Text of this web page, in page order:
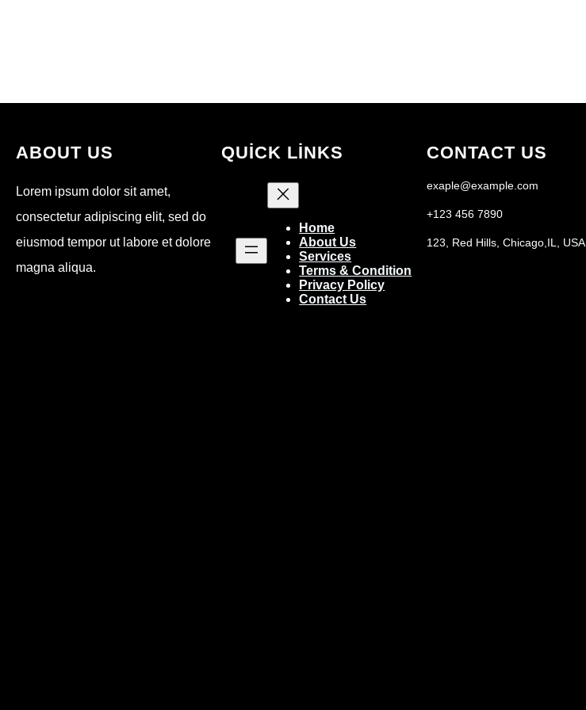
ABOUT US
Lorem ipsum dolor sit amet,
consectetur adipiscing elit, sed do
eiusmod tempor ut labore et dolore
magna aliqua.
QUICK LINKS
Home
About Us
Services
Terms & Condition
Privacy Policy
Contact Us
CONTACT US
exaple@example.com
+123 456 7890
123, Red Hills, Chicago,IL, USA